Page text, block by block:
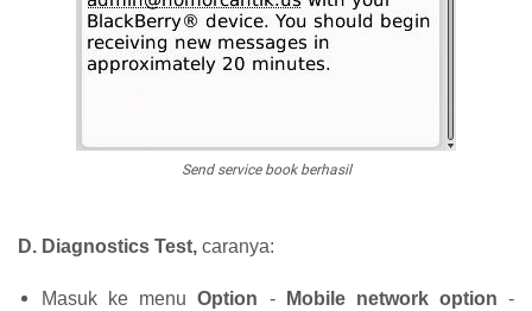
Send service book berhasil
D. Diagnostics Test, caranya:
Masuk ke menuOption - Mobile network option -